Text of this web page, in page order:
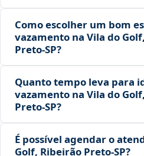
Como escolher um bom
vazamento na Vila do
Preto‑SP?
Quanto tempo leva para
vazamento na Vila do
Preto‑SP?
É possível agendar o
Golf, Ribeirão Preto‑SP?